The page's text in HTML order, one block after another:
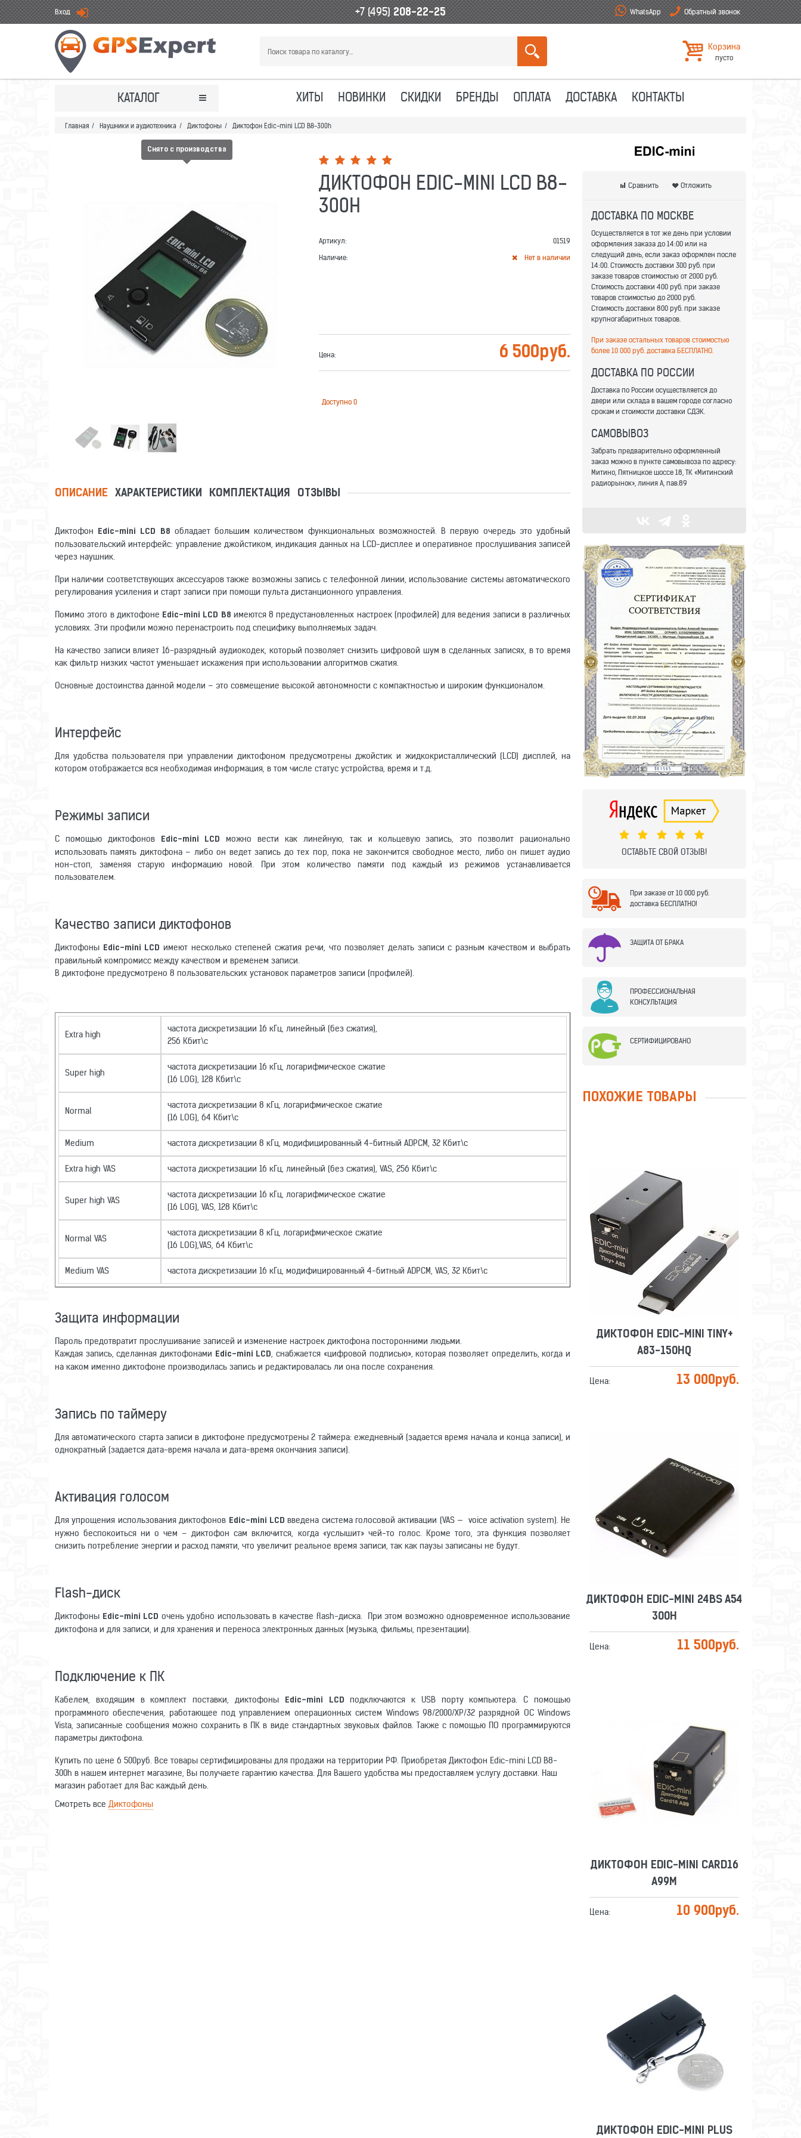
Вход +7 (495)208-22-25 WhatsApp Обратный звонок
Корзина
пусто
КАТАЛОГ ХИТЫ НОВИНКИ СКИДКИ БРЕНДЫ ОПЛАТА ДОСТАВКА КОНТАКТЫ
Главная / Наушники и аудиотехника / Диктофоны / Диктофон Edic-mini LCD B8-300h
Снято с производства
ДИКТОФОН EDIC-MINI LCD B8-
300H
Артикул:
01519
Наличие:
Нет в наличии
Цена: 6 500руб.
Доступно 0
ОПИСАНИЕ ХАРАКТЕРИСТИКИ КОМПЛЕКТАЦИЯ ОТЗЫВЫ
Диктофон Edic-mini LCD B8 обладает большим количеством функциональных возможностей. В первую очередь это удобный
пользовательский интерфейс: управление джойстиком, индикация данных на LCD-дисплее и оперативное прослушивания записей
через наушник.
При наличии соответствующих аксессуаров также возможны запись с телефонной линии, использование системы автоматического
регулирования усиления и старт записи при помощи пульта дистанционного управления.
Помимо этого в диктофоне Edic-mini LCD B8 имеются 8 предустановленных настроек (профилей) для ведения записи в различных
условиях. Эти профили можно перенастроить под специфику выполняемых задач.
На качество записи влияет 16-разрядный аудиокодек, который позволяет снизить цифровой шум в сделанных записях, в то время
как фильтр низких частот уменьшает искажения при использовании алгоритмов сжатия.
Основные достоинства данной модели – это совмещение высокой автономности с компактностью и широким функционалом.
Интерфейс
Для удобства пользователя при управлении диктофоном предусмотрены джойстик и жидкокристаллический (LCD) дисплей, на
котором отображается вся необходимая информация, в том числе статус устройства, время и т.д.
Режимы записи
С помощью диктофонов Edic-mini LCD
можно вести как линейную, так и кольцевую запись, это позволит рационально
использовать память диктофона – либо он ведет запись до тех пор, пока не закончится свободное место, либо он пишет аудио
нон-стоп, заменяя старую информацию новой. При этом количество памяти под каждый из режимов устанавливается
пользователем.
Качество записи диктофонов
Диктофоны Edic-mini LCD имеют несколько степеней сжатия речи, что позволяет делать записи с разным качеством и выбрать
правильный компромисс между качеством и временем записи.
В диктофоне предусмотрено 8 пользовательских установок параметров записи (профилей).
Extra high
частота дискретизации 16 кГц, линейный (без сжатия),
256 Кбит\с
Super high
частота дискретизации 16 кГц, логарифмическое сжатие
(16 LOG), 128 Кбит\с
Normal
частота дискретизации 8 кГц, логарифмическое сжатие
(16 LOG), 64 Кбит\с
Medium частота дискретизации 8 кГц, модифицированный 4-битный ADPCM, 32 Кбит\с
Extra high VAS частота дискретизации 16 кГц, линейный (без сжатия), VAS, 256 Кбит\с
Super high VAS
частота дискретизации 16 кГц, логарифмическое сжатие
(16 LOG), VAS, 128 Кбит\с
Normal VAS
частота дискретизации 8 кГц, логарифмическое сжатие
(16 LOG),VAS, 64 Кбит\с
Medium VAS частота дискретизации 16 кГц, модифицированный 4-битный ADPCM, VAS, 32 Кбит\с
Защита информации
Пароль предотвратит прослушивание записей и изменение настроек диктофона посторонними людьми.
Каждая запись, сделанная диктофонами Edic-mini LCD, снабжается «цифровой подписью», которая позволяет определить, когда и
на каком именно диктофоне производилась запись и редактировалась ли она после сохранения.
Запись по таймеру
Для автоматического старта записи в диктофоне предусмотрены 2 таймера: ежедневный (задается время начала и конца записи), и
однократный (задается дата-время начала и дата-время окончания записи).
Активация голосом
Для упрощения использования диктофонов Edic-mini LCD введена система голосовой активации (VAS — voice activation system). Не
нужно беспокоиться ни о чем – диктофон сам включится, когда «услышит» чей-то голос. Кроме того, эта функция позволяет
снизить потребление энергии и расход памяти, что увеличит реальное время записи, так как паузы записаны не будут.
Flash-диск
Диктофоны Edic-mini LCD очень удобно использовать в качестве flash-диска. При этом возможно одновременное использование
диктофона и для записи, и для хранения и переноса электронных данных (музыка, фильмы, презентации).
Подключение к ПК
Кабелем, входящим в комплект поставки, диктофоны Edic-mini LCD
подключаются к USB порту компьютера. С помощью
программного обеспечения, работающее под управлением операционных систем Windows 98/2000/ХР/32 разрядной ОС Windows
Vista, записанные сообщения можно сохранить в ПК в виде стандартных звуковых файлов. Также с помощью ПО программируются
параметры диктофона.
Купить по цене 6 500руб. Все товары сертифицированы для продажи на территории РФ. Приобретая Диктофон Edic-mini LCD B8-
300h в нашем интернет магазине, Вы получаете гарантию качества. Для Вашего удобства мы предоставляем услугу доставки. Наш
магазин работает для Вас каждый день.
Смотреть все Диктофоны
Сравнить Отложить
ДОСТАВКА ПО МОСКВЕ
Осуществляется в тот же день при условии
оформления заказа до 14:00 или на
следущий день, если заказ оформлен после
14:00. Стоимость доставки 300 руб. при
заказе товаров стоимостью от 2000 руб.
Стоимость доставки 400 руб. при заказе
товаров стоимостью до 2000 руб.
Стоимость доставки 800 руб. при заказе
крупногабаритных товаров.
При заказе остальных товаров стоимостью
более 10 000 руб. доставка БЕСПЛАТНО.
ДОСТАВКА ПО РОССИИ
Доставка по России осуществляется до
двери или склада в вашем городе согласно
срокам и стоимости доставки СДЭК.
САМОВЫВОЗ
Забрать предварительно оформленный
заказ можно в пункте самовывоза по адресу:
Митино, Пятницкое шоссе 18, ТК «Митинский
радиорынок», линия А, пав.89
ОСТАВЬТЕ СВОЙ ОТЗЫВ!
При заказе от 10 000 руб.
доставка БЕСПЛАТНО!
ЗАЩИТА ОТ БРАКА
ПРОФЕССИОНАЛЬНАЯ
КОНСУЛЬТАЦИЯ
СЕРТИФИЦИРОВАНО
ПОХОЖИЕ ТОВАРЫ
ДИКТОФОН EDIC-MINI TINY+
A83-150HQ
Сравнить Отложить
ДИКТОФОН EDIC-MINI TINY+
A83-150HQ
Цена: 13 000руб.
ДИКТОФОН EDIC-MINI 24BS A54
Сравнить Отложить
ДИКТОФОН EDIC-MINI 24BS A54
300H
Цена: 11 500руб.
ДИКТОФОН EDIC-MINI CARD16
A99M
Сравнить Отложить
ДИКТОФОН EDIC-MINI CARD16
A99M
Цена: 10 900руб.
ДИКТОФОН EDIC-MINI PLUS
A32-300H
Сравнить Отложить
ДИКТОФОН EDIC-MINI PLUS